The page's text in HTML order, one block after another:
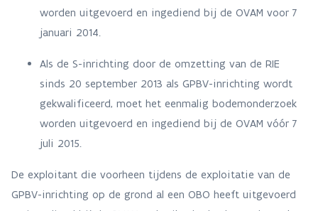
worden uitgevoerd en ingediend bij de OVAM voor 7
januari 2014.
Als de S-inrichting door de omzetting van de RIE
sinds 20 september 2013 als GPBV-inrichting wordt
gekwalificeerd, moet het eenmalig bodemonderzoek
worden uitgevoerd en ingediend bij de OVAM vóór 7
juli 2015.
De exploitant die voorheen tijdens de exploitatie van de
GPBV-inrichting op de grond al een OBO heeft uitgevoerd